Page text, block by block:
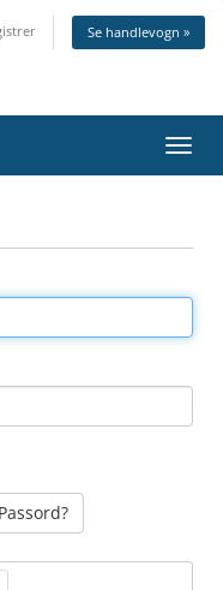
Se handlevogn »
Bytt